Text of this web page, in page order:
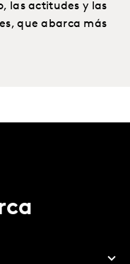
las actitudes y las
que abarca más